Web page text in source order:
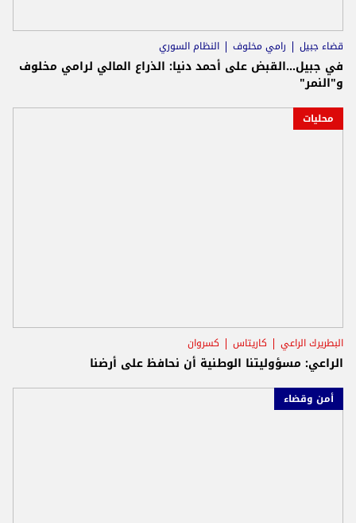
قضاء جبيل رامي مخلوف النظام السوري
في جبيل...القبض على أحمد دنيا: الذراع المالي لرامي مخلوف
و"النمر"
محليات
البطريرك الراعي كاريتاس كسروان
الراعي: مسؤوليتنا الوطنية أن نحافظ على أرضنا
أمن وقضاء